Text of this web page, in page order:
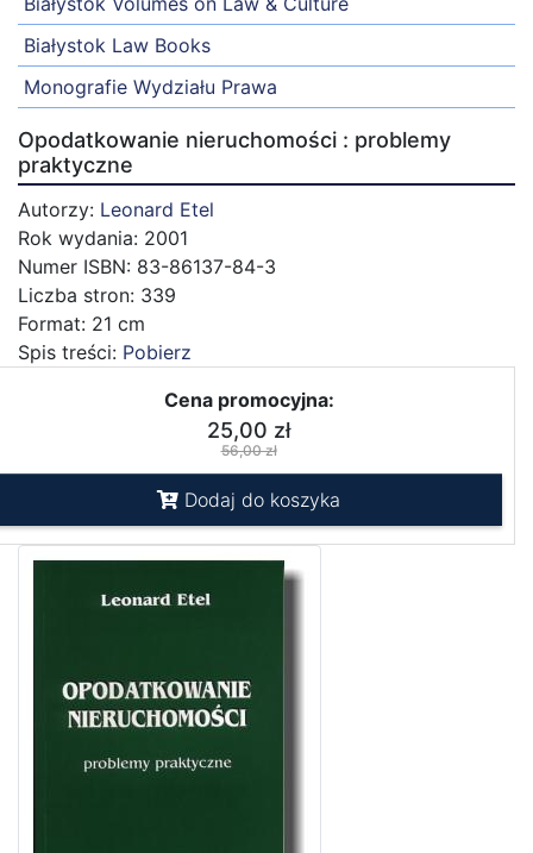
Białystok Law Books
Monografie Wydziału Prawa
Opodatkowanie nieruchomości : problemy
praktyczne
Autorzy: Leonard Etel
Rok wydania: 2001
Numer ISBN: 83-86137-84-3
Liczba stron: 339
Format: 21 cm
Spis treści: Pobierz
Cena promocyjna:
25,00 zł
56,00 zł
Dodaj do koszyka